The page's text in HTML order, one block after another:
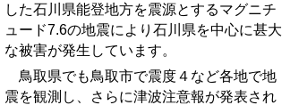
した石川県能登地方を震源とするマグニチ
ュード7.6の地震により石川県を中心に甚大
な被害が発生しています。
鳥取県でも鳥取市で震度４など各地で地
震を観測し、さらに津波注意報が発表され